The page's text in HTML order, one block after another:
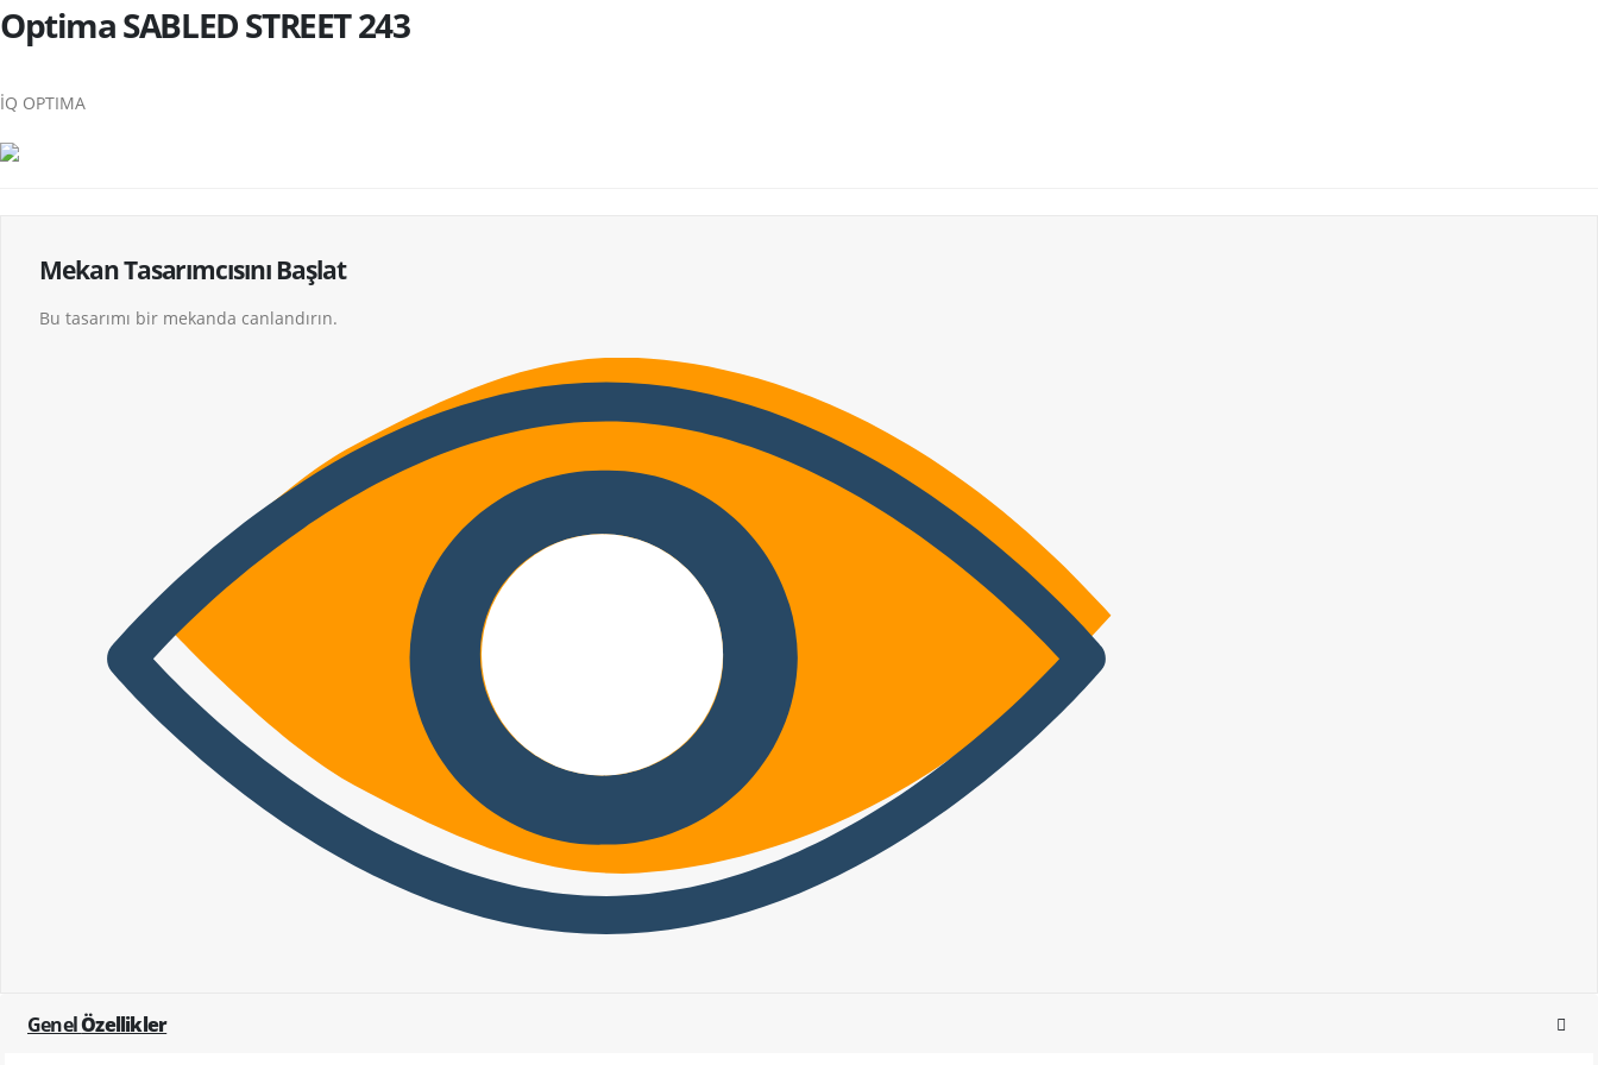
Optima SABLED STREET 243
İQ OPTIMA
Mekan Tasarımcısını Başlat
Bu tasarımı bir mekanda canlandırın.
GenelÖzellikler